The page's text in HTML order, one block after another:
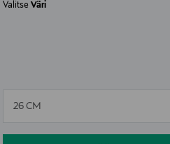
ValitseVäri
26 CM
null